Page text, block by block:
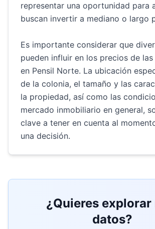
representar una oportunidad para
buscan invertir a mediano o largo
Es importante considerar que
pueden influir en los precios de
en Pensil Norte. La ubicación
de la colonia, el tamaño y las
la propiedad, así como las
mercado inmobiliario en general,
clave a tener en cuenta al
una decisión.
¿Quieres explorar
datos?